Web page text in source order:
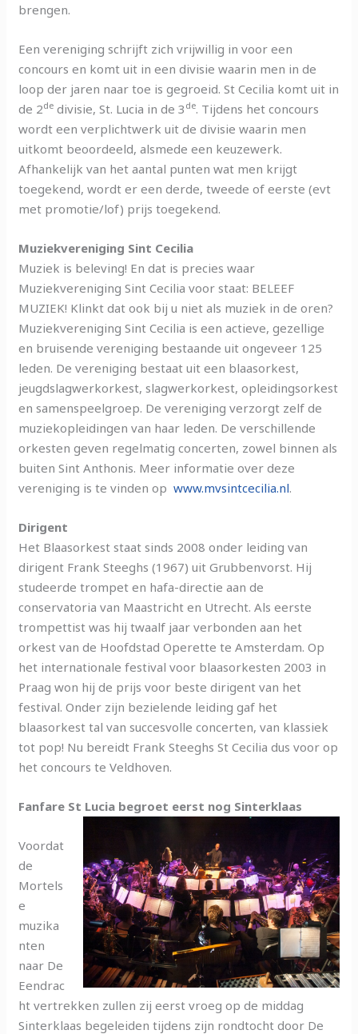
brengen.
Een vereniging schrijft zich vrijwillig in voor een
concours en komt uit in een divisie waarin men in de
loop der jaren naar toe is gegroeid. St Cecilia komt uit in
de 2de divisie, St. Lucia in de 3 de. Tijdens het concours
wordt een verplichtwerk uit de divisie waarin men
uitkomt beoordeeld, alsmede een keuzewerk.
Afhankelijk van het aantal punten wat men krijgt
toegekend, wordt er een derde, tweede of eerste (evt
met promotie/lof) prijs toegekend.
Muziekvereniging Sint Cecilia
Muziek is beleving! En dat is precies waar
Muziekvereniging Sint Cecilia voor staat: BELEEF
MUZIEK! Klinkt dat ook bij u niet als muziek in de oren?
Muziekvereniging Sint Cecilia is een actieve, gezellige
en bruisende vereniging bestaande uit ongeveer 125
leden. De vereniging bestaat uit een blaasorkest,
jeugdslagwerkorkest, slagwerkorkest, opleidingsorkest
en samenspeelgroep. De vereniging verzorgt zelf de
muziekopleidingen van haar leden. De verschillende
orkesten geven regelmatig concerten, zowel binnen als
buiten Sint Anthonis. Meer informatie over deze
vereniging is te vinden opwww.mvsintcecilia.nl.
Dirigent
Het Blaasorkest staat sinds 2008 onder leiding van
dirigent Frank Steeghs (1967) uit Grubbenvorst. Hij
studeerde trompet en hafa-directie aan de
conservatoria van Maastricht en Utrecht. Als eerste
trompettist was hij twaalf jaar verbonden aan het
orkest van de Hoofdstad Operette te Amsterdam. Op
het internationale festival voor blaasorkesten 2003 in
Praag won hij de prijs voor beste dirigent van het
festival. Onder zijn bezielende leiding gaf het
blaasorkest tal van succesvolle concerten, van klassiek
tot pop! Nu bereidt Frank Steeghs St Cecilia dus voor op
het concours te Veldhoven.
Fanfare St Lucia begroet eerst nog Sinterklaas
Voordat
de
Mortels
e
muzika
nten
naar De
Eendrac
ht vertrekken zullen zij eerst vroeg op de middag
Sinterklaas begeleiden tijdens zijn rondtocht door De